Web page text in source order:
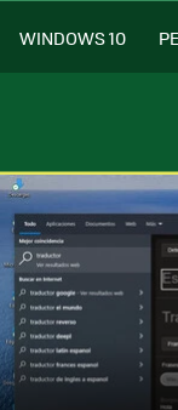
WINDOWS 10